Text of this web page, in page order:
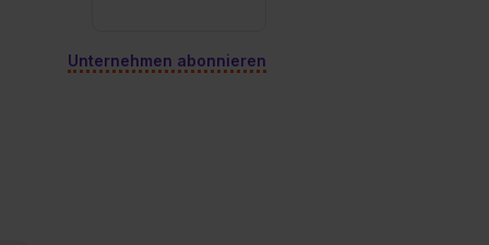
Unternehmen abonnieren